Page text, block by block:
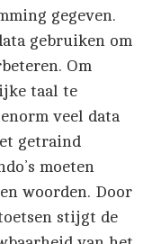
gegeven.
gebruiken om
Om
taal te
veel data
getraind
moeten
woorden. Door
stijgt de